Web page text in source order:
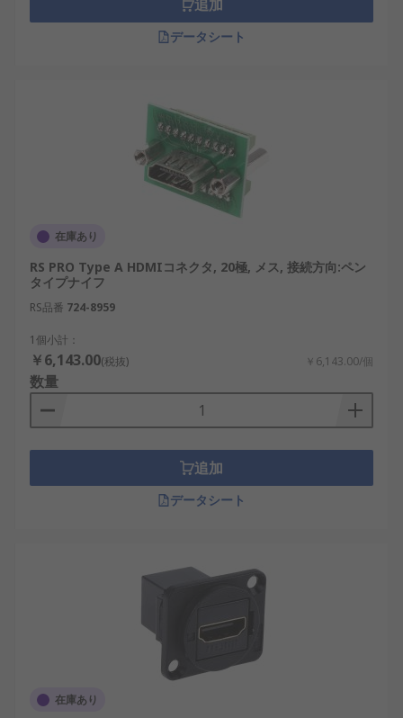
高画質対応：高解像度映像を安定して伝送で
き、映像品質を維持しやすい点が特徴です。
設置自由度：延長コネクタやL字型構造を活用
することで、設置条件に合わせた配線が可能
コスパの良さ：HDMIコネクタの価格と性能の
バランスが取りやすく、総合的なコスパで評
価しやすい点が利点です。
用途によっては、HDMI以外の方式を選ぶ方が適し
ている場合もあります。
長距離伝送が必要な場合は、光伝送や専用の
映像伝送方式の方が安定することがありま
す。
PC用途で高リフレッシュレートを重視する場
HDMIコネクタの選び方
設置条件を踏まえて検討することが重要です。
オス／メス：接続形態に合わせてオスメスの
区分を確認します。
接点数：1、2、19、20、38など仕様の違いを
確認し、対応規格と一致させます。
サイズ：標準、ミニ、マイクロなど機器寸法
追加
データシート
在庫あり
RS PRO Type A HDMIコネクタ, 20極, メス, 接続方向:ペン
タイプナイフ
RS品番 724-8959
1個小計：
￥6,143.00(税抜) ￥6,143.00/個
数量
追加
データシート
在庫あり